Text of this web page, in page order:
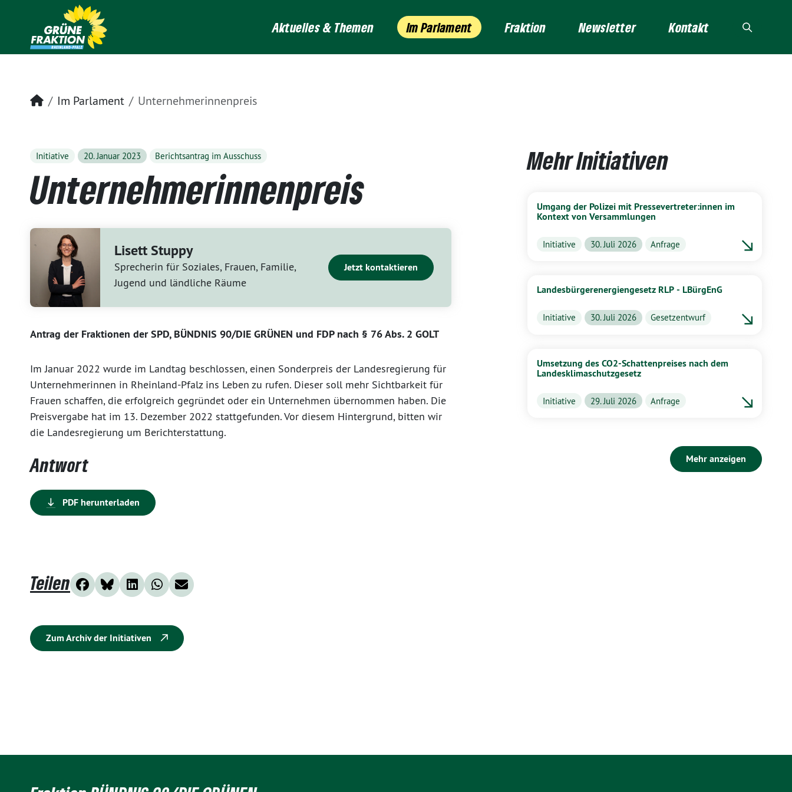
Aktuelles & Themen Im Parlament Fraktion Newsletter Kontakt
Startseite
Im Parlament Unternehmerinnenpreis
Initiative 20. Januar 2023 Berichtsantrag im Ausschuss
Unternehmerinnenpreis
Lisett Stuppy
Sprecherin für Soziales, Frauen, Familie,
Jugend und ländliche Räume
Jetzt kontaktieren
Antrag der Fraktionen der SPD, BÜNDNIS 90/DIE GRÜNEN und FDP nach § 76 Abs. 2 GOLT
Im Januar 2022 wurde im Landtag beschlossen, einen Sonderpreis der Landesregierung für
Unternehmerinnen in Rheinland-Pfalz ins Leben zu rufen. Dieser soll mehr Sichtbarkeit für
Frauen schaffen, die erfolgreich gegründet oder ein Unternehmen übernommen haben. Die
Preisvergabe hat im 13. Dezember 2022 stattgefunden. Vor diesem Hintergrund, bitten wir
die Landesregierung um Berichterstattung.
Antwort
PDF herunterladen
Teilen
Zum Archiv der Initiativen
Mehr Initiativen
Umgang der Polizei mit Pressevertreter:innen im
Kontext von Versammlungen
Initiative 30. Juli 2026 Anfrage
Landesbürgerenergiengesetz RLP - LBürgEnG
Initiative 30. Juli 2026 Gesetzentwurf
Umsetzung des CO2-Schattenpreises nach dem
Landesklimaschutzgesetz
Initiative 29. Juli 2026 Anfrage
Mehr anzeigen